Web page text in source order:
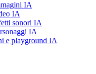
IA
IA
sonori IA
IA
e playground IA